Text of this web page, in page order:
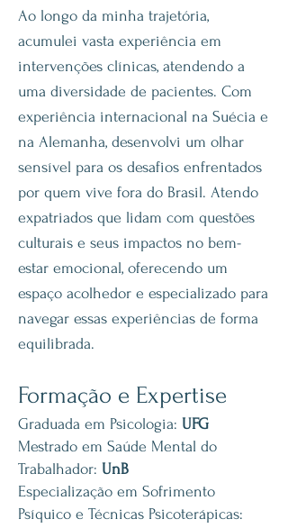
Ao longo da minha trajetória,
acumulei vasta experiência em
intervenções clínicas, atendendo a
uma diversidade de pacientes. Com
experiência internacional na Suécia e
na Alemanha, desenvolvi um olhar
sensível para os desafios enfrentados
por quem vive fora do Brasil. Atendo
expatriados que lidam com questões
culturais e seus impactos no bem-
estar emocional, oferecendo um
espaço acolhedor e especializado para
navegar essas experiências de forma
equilibrada.
Formação e Expertise
Graduada em Psicologia: UFG
Mestrado em Saúde Mental do
Trabalhador: UnB
Especialização em Sofrimento
Psíquico e Técnicas Psicoterápicas: